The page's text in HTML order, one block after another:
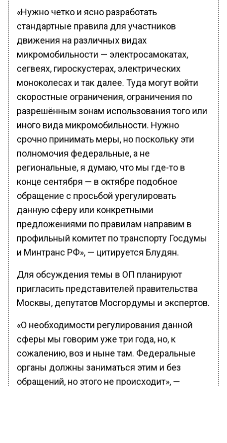
«Нужно четко и ясно разработать
стандартные правила для участников
движения на различных видах
микромобильности — электросамокатах,
сегвеях, гироскустерах, электрических
моноколесах и так далее. Туда могут войти
скоростные ограничения, ограничения по
разрешённым зонам использования того или
иного вида микромобильности. Нужно
срочно принимать меры, но поскольку эти
полномочия федеральные, а не
региональные, я думаю, что мы где-то в
конце сентября — в октябре подобное
обращение c просьбой урегулировать
данную сферу или конкретными
предложениями по правилам направим в
профильный комитет по транспорту Госдумы
и Минтранс РФ», — цитируется Блудян.
Для обсуждения темы в ОП планируют
пригласить представителей правительства
Москвы, депутатов Мосгордумы и экспертов.
«О необходимости регулирования данной
сферы мы говорим уже три года, но, к
сожалению, воз и ныне там. Федеральные
органы должны заниматься этим и без
обращений, но этого не происходит», —